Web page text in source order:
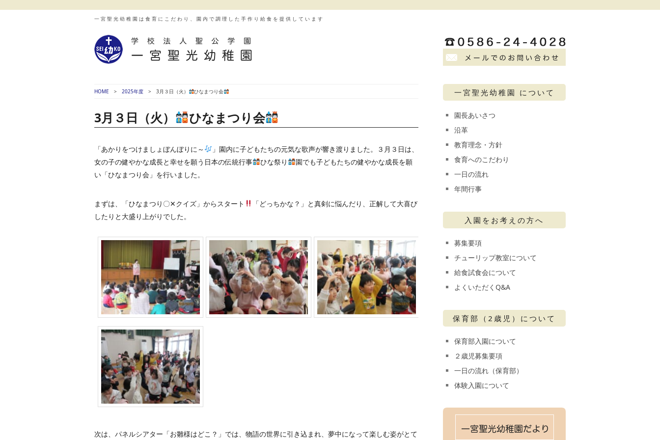
一宮聖光幼稚園は食育にこだわり、園内で調理した手作り給食を提供しています
HOME 2025年度 3月３日（火） ひなまつり会
3月３日（火） ひなまつり会
「あかりをつけましょぼんぼりに～
」園内に子どもたちの元気な歌声が響き渡りました。３月３日は、
女の子の健やかな成長と幸せを願う日本の伝統行事
ひな祭り
園でも子どもたちの健やかな成長を願
い「ひなまつり会」を行いました。
まずは、「ひなまつり〇✕クイズ」からスタート
「どっちかな？」と真剣に悩んだり、正解して大喜び
したりと大盛り上がりでした。
次は、パネルシアター「お雛様はどこ？」では、物語の世界に引き込まれ、夢中になって楽しむ姿がとて
一宮聖光幼稚園 について
園長あいさつ
沿革
教育理念・方針
食育へのこだわり
一日の流れ
年間行事
入園をお考えの方へ
募集要項
チューリップ教室について
給食試食会について
よくいただくQ&A
保育部（2歳児）について
保育部入園について
２歳児募集要項
一日の流れ（保育部）
体験入園について